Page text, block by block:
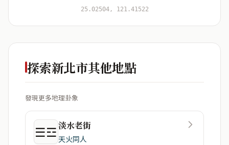
資料僅用於即時分析，不會儲存於伺服器
25.02504, 121.41522
探索新北市其他地點
發現更多地理卦象
☰☲淡水老街
天火同人